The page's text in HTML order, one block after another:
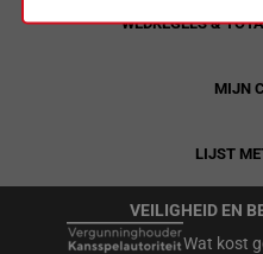
WEDREGELS &
MIJN
LIJST
VEILIGHEID EN
Wat kost